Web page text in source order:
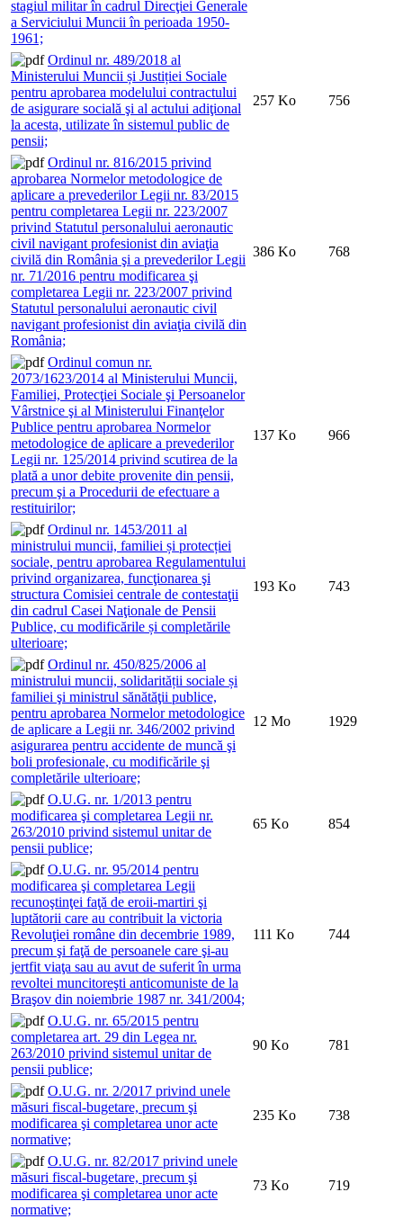
stagiul militar în cadrul Direcţiei Generale
a Serviciului Muncii în perioada 1950-
1961;
Ordinul nr. 489/2018 al
Ministerului Muncii și Justiției Sociale
pentru aprobarea modelului contractului
de asigurare socială şi al actului adiţional
la acesta, utilizate în sistemul public de
pensii;
257 Ko 756
Ordinul nr. 816/2015 privind
aprobarea Normelor metodologice de
aplicare a prevederilor Legii nr. 83/2015
pentru completarea Legii nr. 223/2007
privind Statutul personalului aeronautic
civil navigant profesionist din aviaţia
civilă din România şi a prevederilor Legii
nr. 71/2016 pentru modificarea şi
completarea Legii nr. 223/2007 privind
Statutul personalului aeronautic civil
navigant profesionist din aviaţia civilă din
România;
386 Ko 768
Ordinul comun nr.
2073/1623/2014 al Ministerului Muncii,
Familiei, Protecţiei Sociale şi Persoanelor
Vârstnice şi al Ministerului Finanţelor
Publice pentru aprobarea Normelor
metodologice de aplicare a prevederilor
Legii nr. 125/2014 privind scutirea de la
plată a unor debite provenite din pensii,
precum şi a Procedurii de efectuare a
restituirilor;
137 Ko 966
Ordinul nr. 1453/2011 al
ministrului muncii, familiei și protecției
sociale, pentru aprobarea Regulamentului
privind organizarea, funcţionarea şi
structura Comisiei centrale de contestaţii
din cadrul Casei Naţionale de Pensii
Publice, cu modificările și completările
ulterioare;
193 Ko 743
Ordinul nr. 450/825/2006 al
ministrului muncii, solidarității sociale și
familiei şi ministrul sănătăţii publice,
pentru aprobarea Normelor metodologice
de aplicare a Legii nr. 346/2002 privind
asigurarea pentru accidente de muncă şi
boli profesionale, cu modificările şi
completările ulterioare;
12 Mo 1929
O.U.G. nr. 1/2013 pentru
modificarea şi completarea Legii nr.
263/2010 privind sistemul unitar de
pensii publice;
65 Ko 854
O.U.G. nr. 95/2014 pentru
modificarea şi completarea Legii
recunoştinţei faţă de eroii-martiri şi
luptătorii care au contribuit la victoria
Revoluţiei române din decembrie 1989,
precum şi faţă de persoanele care şi-au
jertfit viaţa sau au avut de suferit în urma
revoltei muncitoreşti anticomuniste de la
Braşov din noiembrie 1987 nr. 341/2004;
111 Ko 744
O.U.G. nr. 65/2015 pentru
completarea art. 29 din Legea nr.
263/2010 privind sistemul unitar de
pensii publice;
90 Ko 781
O.U.G. nr. 2/2017 privind unele
măsuri fiscal-bugetare, precum şi
modificarea şi completarea unor acte
normative;
235 Ko 738
O.U.G. nr. 82/2017 privind unele
măsuri fiscal-bugetare, precum şi
modificarea şi completarea unor acte
normative;
73 Ko 719